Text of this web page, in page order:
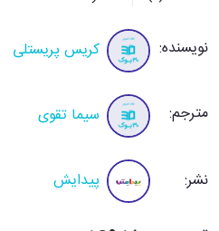
نویسنده: کریس پریستلی
مترجم: سیما تقوی
نشر: پیدایش